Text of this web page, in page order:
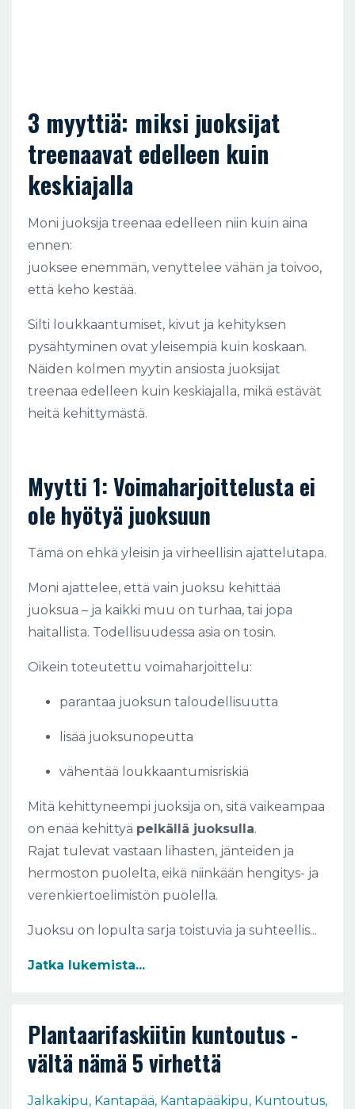
3 myyttiä: miksi juoksijat
treenaavat edelleen kuin
keskiajalla
Moni juoksija treenaa edelleen niin kuin aina
ennen:
juoksee enemmän, venyttelee vähän ja toivoo,
että keho kestää.
Silti loukkaantumiset, kivut ja kehityksen
pysähtyminen ovat yleisempiä kuin koskaan.
Näiden kolmen myytin ansiosta juoksijat
treenaa edelleen kuin keskiajalla, mikä estävät
heitä kehittymästä.
Myytti 1: Voimaharjoittelusta ei
ole hyötyä juoksuun
Tämä on ehkä yleisin ja virheellisin ajattelutapa.
Moni ajattelee, että vain juoksu kehittää
juoksua – ja kaikki muu on turhaa, tai jopa
haitallista. Todellisuudessa asia on tosin.
Oikein toteutettu voimaharjoittelu:
parantaa juoksun taloudellisuutta
lisää juoksunopeutta
vähentää loukkaantumisriskiä
Mitä kehittyneempi juoksija on, sitä vaikeampaa
on enää kehittyä pelkällä juoksulla.
Rajat tulevat vastaan lihasten, jänteiden ja
hermoston puolelta, eikä niinkään hengitys- ja
verenkiertoelimistön puolella.
Juoksu on lopulta sarja toistuvia ja suhteellis...
Jatka lukemista...
Plantaarifaskiitin kuntoutus -
vältä nämä 5 virhettä
Jalkakipu Kantapää Kantapääkipu Kuntoutus